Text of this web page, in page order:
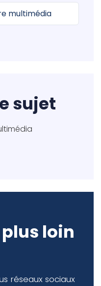
multimédia
sujet
loin
réseaux sociaux